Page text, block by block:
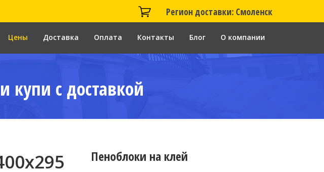
Регион доставки: Смоленск
Цены Доставка Оплата Контакты Блог О компании
купи с доставкой
Пеноблоки на клей